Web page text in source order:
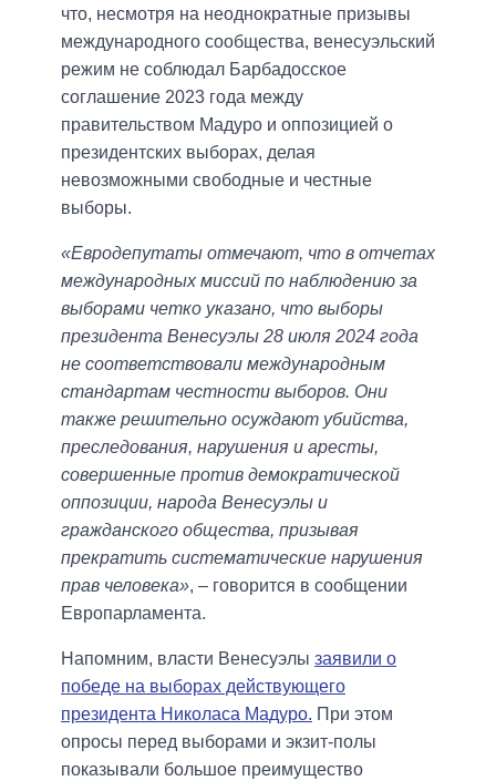
что, несмотря на неоднократные призывы
международного сообщества, венесуэльский
режим не соблюдал Барбадосское
соглашение 2023 года между
правительством Мадуро и оппозицией о
президентских выборах, делая
невозможными свободные и честные
выборы.
«Евродепутаты отмечают, что в отчетах
международных миссий по наблюдению за
выборами четко указано, что выборы
президента Венесуэлы 28 июля 2024 года
не соответствовали международным
стандартам честности выборов. Они
также решительно осуждают убийства,
преследования, нарушения и аресты,
совершенные против демократической
оппозиции, народа Венесуэлы и
гражданского общества, призывая
прекратить систематические нарушения
прав человека», – говорится в сообщении
Европарламента.
Напомним, власти Венесуэлы заявили о
победе на выборах действующего
президента Николаса Мадуро. При этом
опросы перед выборами и экзит-полы
показывали большое преимущество